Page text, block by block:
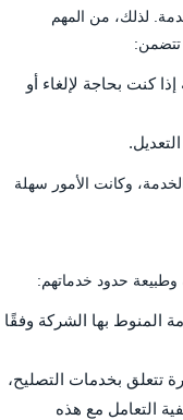
لذلك، من المهم
تتضمن:
كنت بحاجة لإلغاء أو
وكانت الأمور سهلة
حدود خدماتهم:
المنوط بها الشركة وفقًا
بخدمات التصليح،
التعامل مع هذه